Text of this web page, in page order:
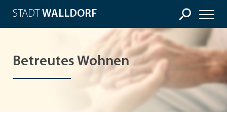
STADT WALLDORF
Betreutes Wohnen